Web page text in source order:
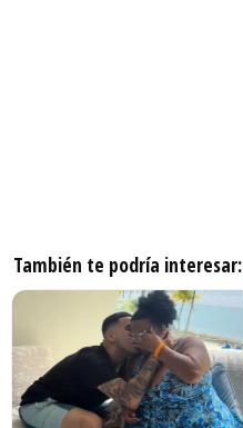
También te podría interesar: